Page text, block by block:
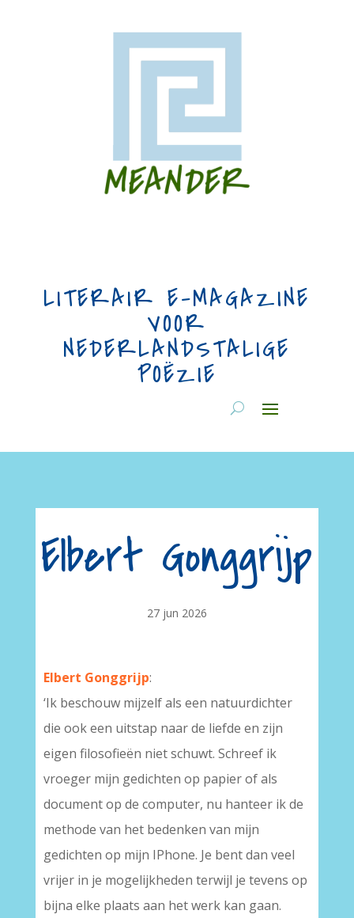
LITERAIR E-MAGAZINE
VOOR
NEDERLANDSTALIGE
POËZIE
Elbert Gonggrijp
27 jun 2026
Elbert Gonggrijp:
‘Ik beschouw mijzelf als een natuurdichter
die ook een uitstap naar de liefde en zijn
eigen filosofieën niet schuwt. Schreef ik
vroeger mijn gedichten op papier of als
document op de computer, nu hanteer ik de
methode van het bedenken van mijn
gedichten op mijn IPhone. Je bent dan veel
vrijer in je mogelijkheden terwijl je tevens op
bijna elke plaats aan het werk kan gaan.